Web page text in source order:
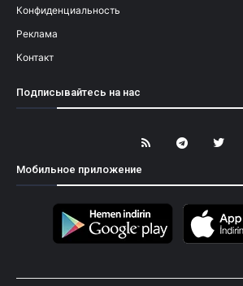
Конфиденциальность
Реклама
Контакт
Подписывайтесь на нас
Мобильное приложение